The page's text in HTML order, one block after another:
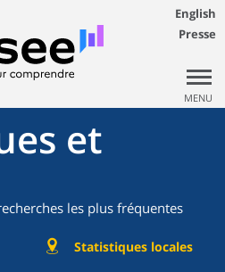
English
Presse
MENU
et
les plus fréquentes
Statistiques locales